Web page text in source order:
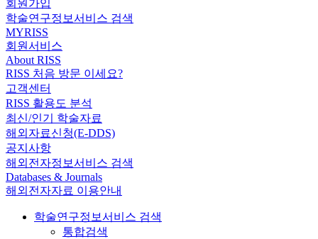
회원가입
학술연구정보서비스 검색
MYRISS
회원서비스
About RISS
RISS 처음 방문 이세요?
고객센터
RISS 활용도 분석
최신/인기 학술자료
해외자료신청(E-DDS)
공지사항
해외전자정보서비스 검색
Databases & Journals
해외전자자료 이용안내
학술연구정보서비스 검색
통합검색